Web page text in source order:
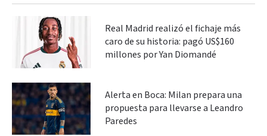
Real Madrid realizó el fichaje más
caro de su historia: pagó US$160
millones por Yan Diomandé
Alerta en Boca: Milan prepara una
propuesta para llevarse a Leandro
Paredes